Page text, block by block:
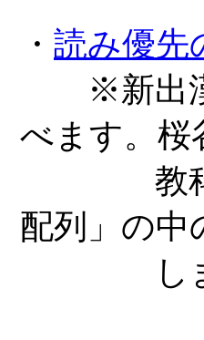
・ 読み優先
※新出漢
べます。桜
教科書
配列」の中
しまし